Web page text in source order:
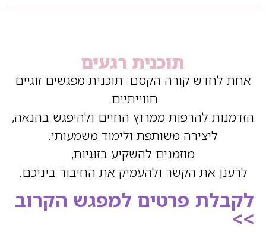
תוכנית רגעים
אחת לחדש קורה הקסם: תוכנית מפגשים זוגיים
חווייתיים.
הזדמנות להרפות ממרוץ החיים ולהיפגש בהנאה,
ליצירה משותפת ולימוד משמעותי.
מוזמנים להשקיע בזוגיות,
לרענן את הקשר ולהעמיק את החיבור ביניכם.
לקבלת פרטים למפגש הקרוב
>>